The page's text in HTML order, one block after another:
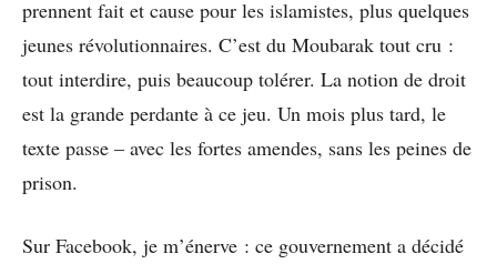
prennent fait et cause pour les islamistes, plus quelques
jeunes révolutionnaires. C’est du Moubarak tout cru :
tout interdire, puis beaucoup tolérer. La notion de droit
est la grande perdante à ce jeu. Un mois plus tard, le
texte passe – avec les fortes amendes, sans les peines de
prison.
Sur Facebook, je m’énerve : ce gouvernement a décidé